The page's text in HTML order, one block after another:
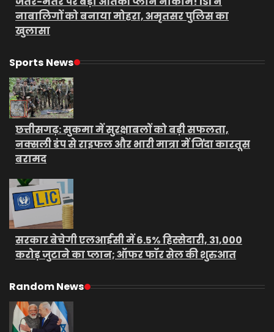
नाबालिगों को बनाया मोहरा, अमृतसर पुलिस का
खुलासा
Sports News
छत्तीसगढ़: सुकमा में सुरक्षाबलों को बड़ी सफलता,
नक्सली डंप से राइफल और भारी मात्रा में जिंदा कारतूस
बरामद
सरकार बेचेगी एलआईसी में 6.5% हिस्सेदारी, 31,000
करोड़ जुटाने का प्लान; ऑफर फॉर सेल की शुरुआत
Random News